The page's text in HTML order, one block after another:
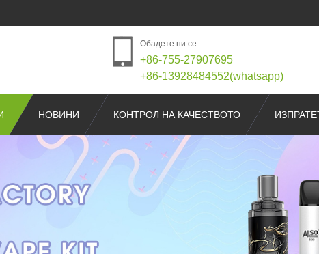
Обадете ни се
+86-755-27907695
+86-13928484552(whatsapp)
НОВИНИ КОНТРОЛ НА КАЧЕСТВОТО